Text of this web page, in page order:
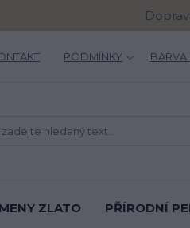
PODMÍNKY BARVA
ZLATO PŘÍRODNÍ